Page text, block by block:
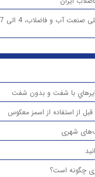
و فاضلاب، 4 الی 7 مهر ماه 95
با شفت و بدون شفت
از استفاده از اسمز معکوس
شهری
چگونه است؟